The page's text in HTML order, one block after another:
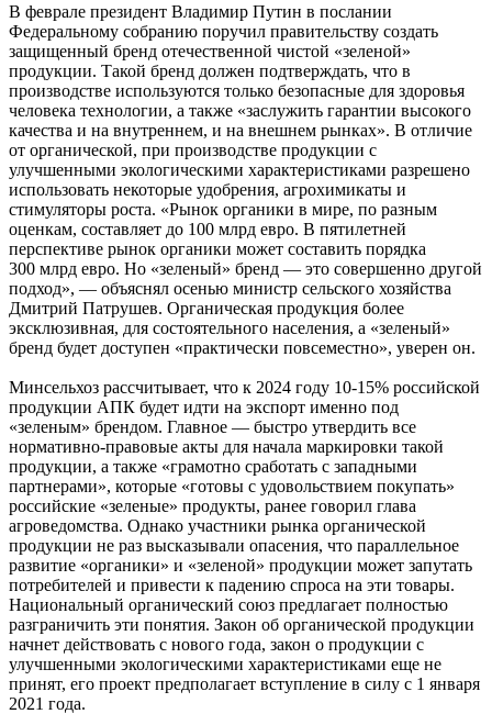
В феврале президент Владимир Путин в послании
Федеральному собранию поручил правительству создать
защищенный бренд отечественной чистой «зеленой»
продукции. Такой бренд должен подтверждать, что в
производстве используются только безопасные для здоровья
человека технологии, а также «заслужить гарантии высокого
качества и на внутреннем, и на внешнем рынках». В отличие
от органической, при производстве продукции с
улучшенными экологическими характеристиками разрешено
использовать некоторые удобрения, агрохимикаты и
стимуляторы роста. «Рынок органики в мире, по разным
оценкам, составляет до 100 млрд евро. В пятилетней
перспективе рынок органики может составить порядка
300 млрд евро. Но «зеленый» бренд — это совершенно другой
подход», — объяснял осенью министр сельского хозяйства
Дмитрий Патрушев. Органическая продукция более
эксклюзивная, для состоятельного населения, а «зеленый»
бренд будет доступен «практически повсеместно», уверен он.
Минсельхоз рассчитывает, что к 2024 году 10-15% российской
продукции АПК будет идти на экспорт именно под
«зеленым» брендом. Главное — быстро утвердить все
нормативно-правовые акты для начала маркировки такой
продукции, а также «грамотно сработать с западными
партнерами», которые «готовы с удовольствием покупать»
российские «зеленые» продукты, ранее говорил глава
агроведомства. Однако участники рынка органической
продукции не раз высказывали опасения, что параллельное
развитие «органики» и «зеленой» продукции может запутать
потребителей и привести к падению спроса на эти товары.
Национальный органический союз предлагает полностью
разграничить эти понятия. Закон об органической продукции
начнет действовать с нового года, закон о продукции с
улучшенными экологическими характеристиками еще не
принят, его проект предполагает вступление в силу с 1 января
2021 года.